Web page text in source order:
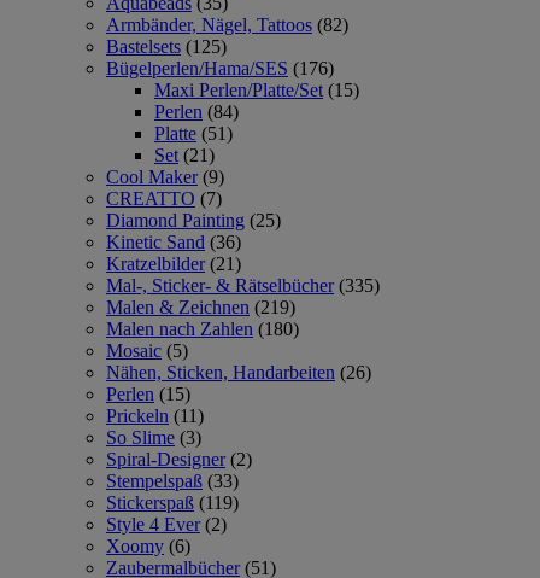
Armbänder, Nägel, Tattoos (82)
Bastelsets (125)
Bügelperlen/Hama/SES (176)
Maxi Perlen/Platte/Set (15)
Perlen (84)
Platte (51)
Set (21)
Cool Maker (9)
CREATTO (7)
Diamond Painting (25)
Kinetic Sand (36)
Kratzelbilder (21)
Mal-, Sticker- & Rätselbücher (335)
Malen & Zeichnen (219)
Malen nach Zahlen (180)
Mosaic (5)
Nähen, Sticken, Handarbeiten (26)
Perlen (15)
Prickeln (11)
So Slime (3)
Spiral-Designer (2)
Stempelspaß (33)
Stickerspaß (119)
Style 4 Ever (2)
Xoomy (6)
Zaubermalbücher (51)